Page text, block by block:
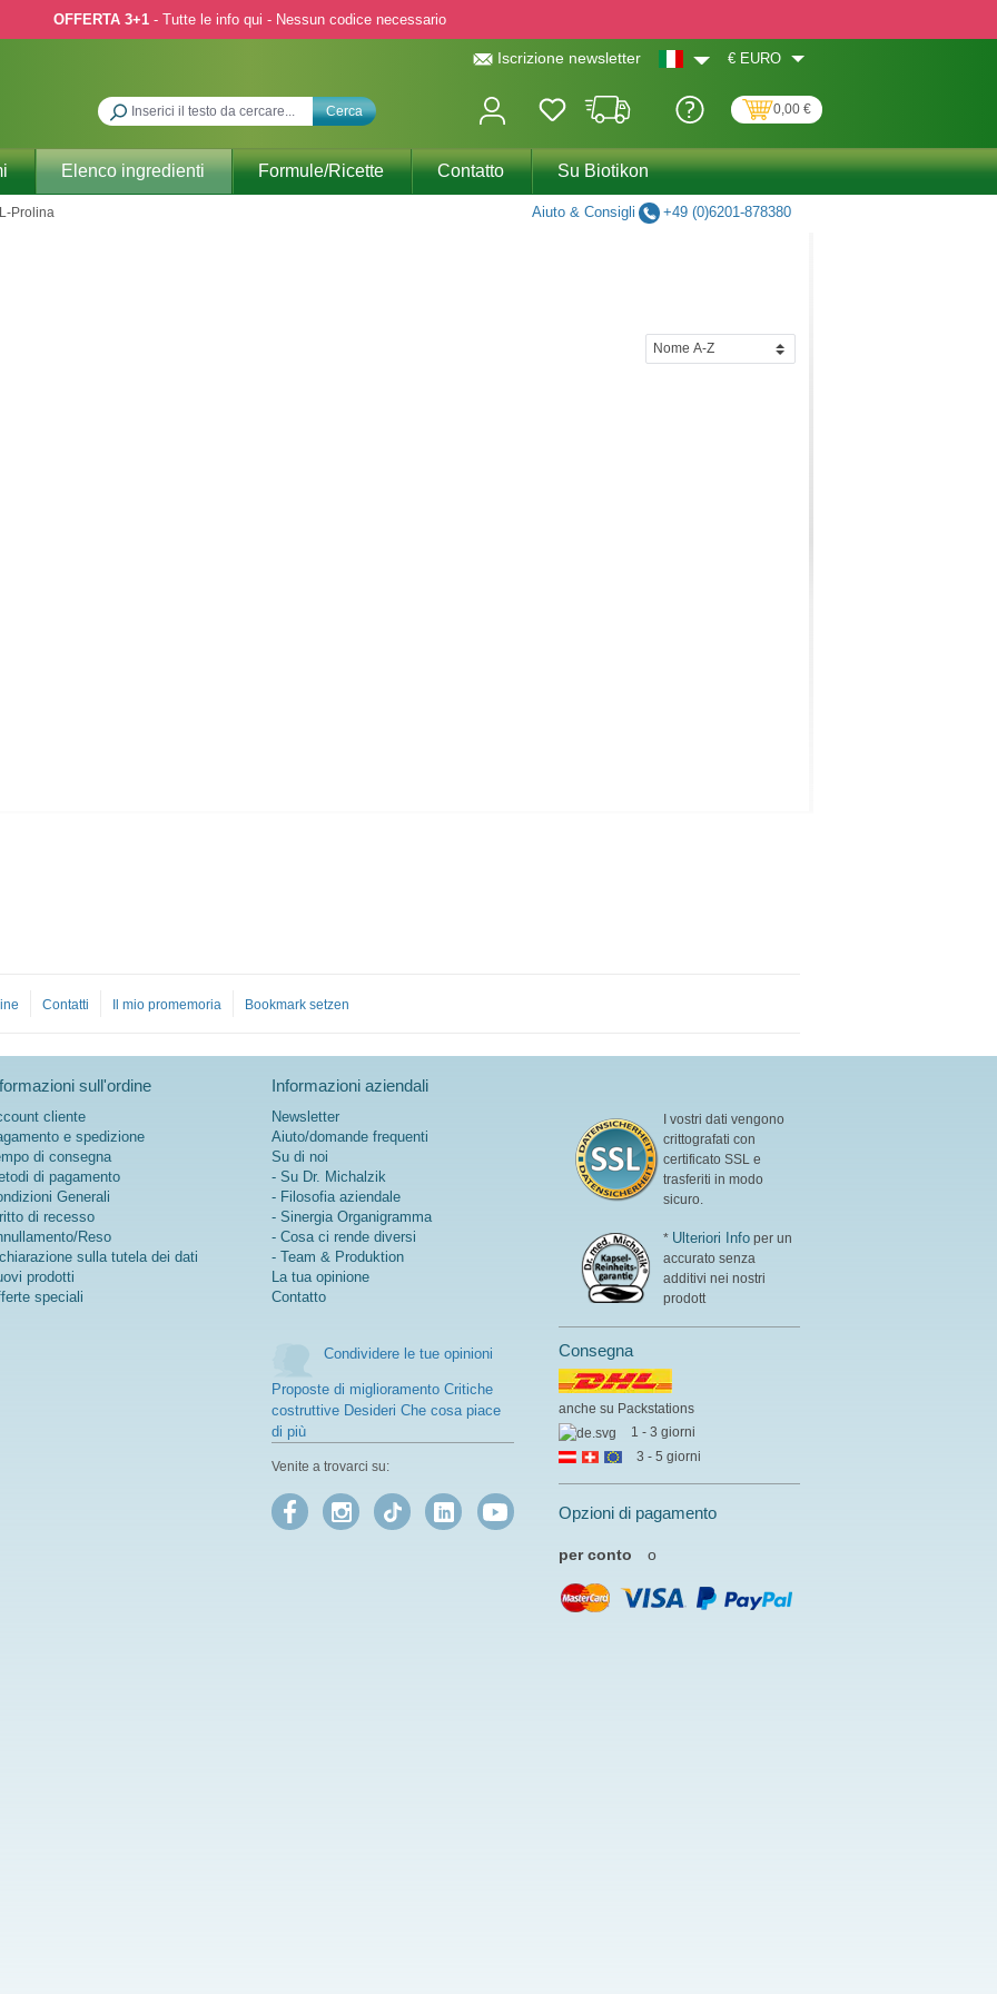
OFFERTA 3+1- Tutte le info qui - Nessun codice necessario
Iscrizione newsletter € EURO
Cerca 0,00 €
Elenco ingredienti Formule/Ricette Contatto Su Biotikon
L-Prolina Aiuto & Consigli +49 (0)6201-878380
Contatti Il mio promemoria Bookmark setzen
sull'ordine
cliente
e spedizione
di consegna
di pagamento
Generali
di recesso
Reso
sulla tutela dei dati
prodotti
speciali
Informazioni aziendali
Newsletter
Aiuto/domande frequenti
Su di noi
- Su Dr. Michalzik
- Filosofia aziendale
- Sinergia Organigramma
- Cosa ci rende diversi
- Team & Produktion
La tua opinione
Contatto
Condividere le tue opinioni
Proposte di miglioramento Critiche
costruttive Desideri Che cosa piace
di più
Venite a trovarci su:
I vostri dati vengono
crittografati con
certificato SSL e
trasferiti in modo
sicuro.
* Ulteriori Info per un
accurato senza
additivi nei nostri
prodott
Consegna
anche su Packstations
1 - 3 giorni
3 - 5 giorni
Opzioni di pagamento
per conto o